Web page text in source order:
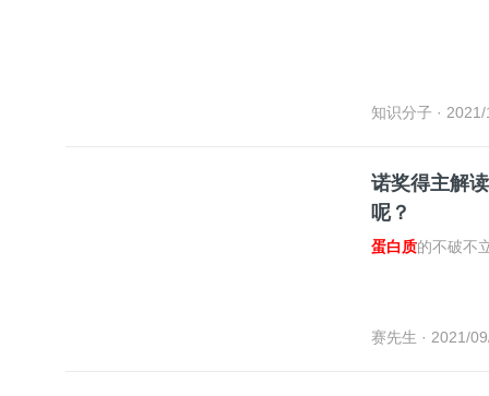
知识分子 ·
诺奖得主解读
呢？
蛋白质的不破不
赛先生 · 2021/